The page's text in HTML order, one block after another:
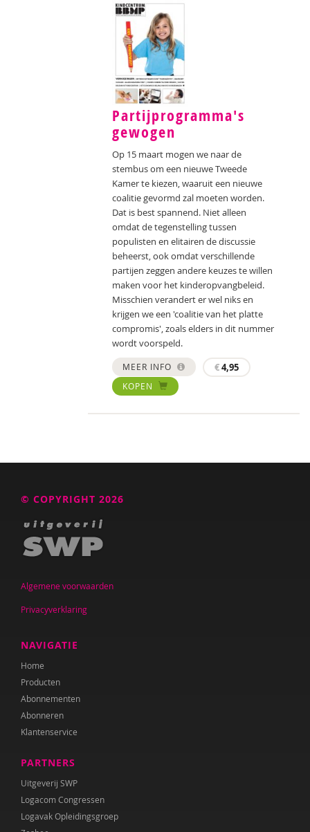
Partijprogramma's
gewogen
Op 15 maart mogen we naar de
stembus om een nieuwe Tweede
Kamer te kiezen, waaruit een nieuwe
coalitie gevormd zal moeten worden.
Dat is best spannend. Niet alleen
omdat de tegenstelling tussen
populisten en elitairen de discussie
beheerst, ook omdat verschillende
partijen zeggen andere keuzes te willen
maken voor het kinderopvangbeleid.
Misschien verandert er wel niks en
krijgen we een 'coalitie van het platte
compromis', zoals elders in dit nummer
wordt voorspeld.
MEER INFO €4,95
KOPEN
© COPYRIGHT 2026
Algemene voorwaarden
Privacyverklaring
NAVIGATIE
Home
Producten
Abonnementen
Abonneren
Klantenservice
PARTNERS
Uitgeverij SWP
Logacom Congressen
Logavak Opleidingsgroep